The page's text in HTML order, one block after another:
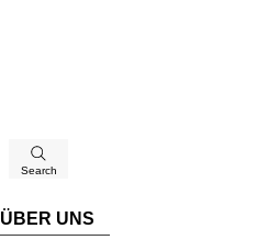
Search
ÜBER UNS